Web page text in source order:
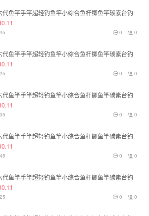
代鱼竿手竿超轻钓鱼竿小综合鱼杆鲫鱼竿碳素台钓
0
0
代鱼竿手竿超轻钓鱼竿小综合鱼杆鲫鱼竿碳素台钓
0
0
代鱼竿手竿超轻钓鱼竿小综合鱼杆鲫鱼竿碳素台钓
0
0
代鱼竿手竿超轻钓鱼竿小综合鱼杆鲫鱼竿碳素台钓
0
0
代鱼竿手竿超轻钓鱼竿小综合鱼杆鲫鱼竿碳素台钓
0
0